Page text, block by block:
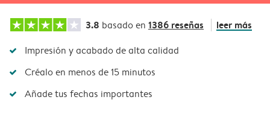
3.8 basado en 1386 reseñas leer más
Impresión y acabado de alta calidad
Créalo en menos de 15 minutos
Añade tus fechas importantes